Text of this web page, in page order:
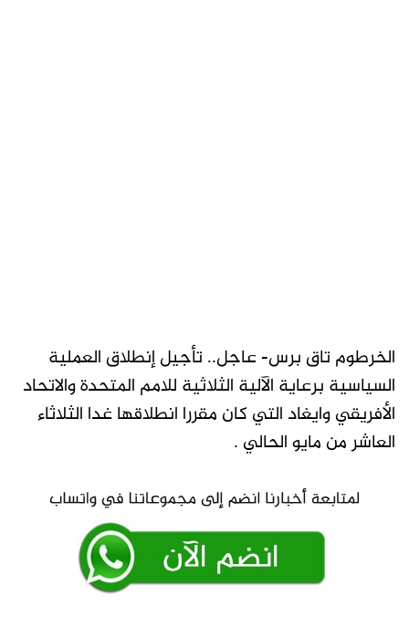
الخرطوم تاق برس- عاجل.. تأجيل إنطلاق العملية
السياسية برعاية الآلية الثلاثية للامم المتحدة والاتحاد
الأفريقي وايغاد التي كان مقررا انطلاقها غدا الثلاثاء
العاشر من مايو الحالي .